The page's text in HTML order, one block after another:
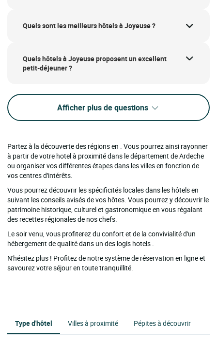
Quels sont les meilleurs hôtels à Joyeuse ?
Quels hôtels à Joyeuse proposent un excellent
petit-déjeuner ?
Afficher plus de questions
Partez à la découverte des régions en . Vous pourrez ainsi rayonner
à partir de votre hotel à proximité dans le département de Ardeche
ou organiser vos différentes étapes dans les villes en fonction de
vos centres d'intérêts.
Vous pourrez découvrir les spécificités locales dans les hôtels en
suivant les conseils avisés de vos hôtes. Vous pourrez y découvrir le
patrimoine historique, culturel et gastronomique en vous régalant
des recettes régionales de nos chefs.
Le soir venu, vous profiterez du confort et de la convivialité d'un
hébergement de qualité dans un des logis hotels .
N'hésitez plus ! Profitez de notre système de réservation en ligne et
savourez votre séjour en toute tranquillité.
Type d'hôtel Villes à proximité Pépites à découvrir